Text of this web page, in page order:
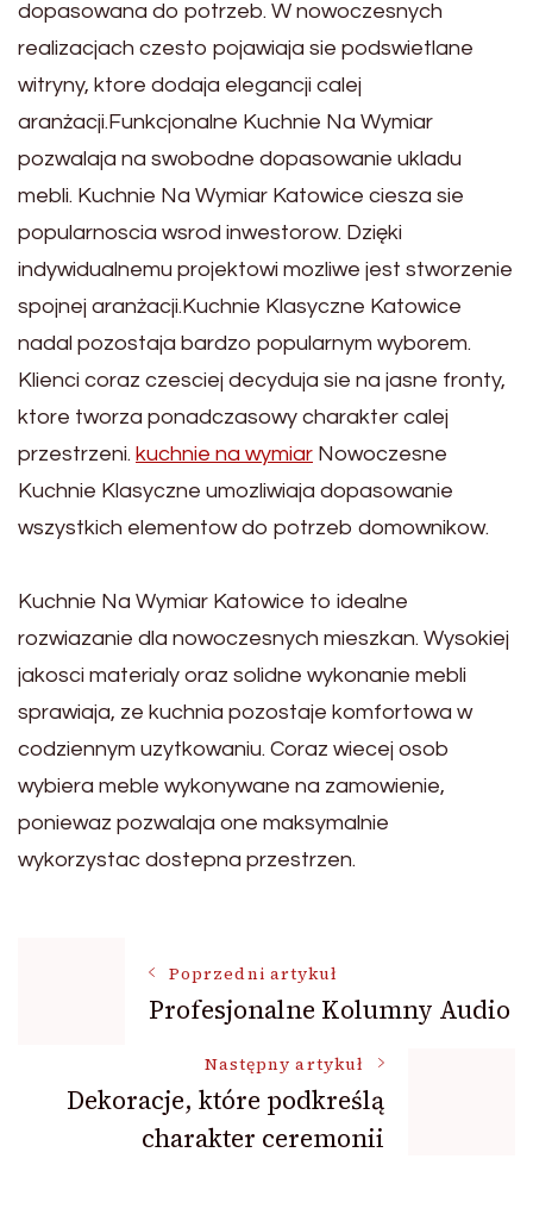
dopasowana do potrzeb. W nowoczesnych
realizacjach czesto pojawiaja sie podswietlane
witryny, ktore dodaja elegancji calej
aranżacji.Funkcjonalne Kuchnie Na Wymiar
pozwalaja na swobodne dopasowanie ukladu
mebli. Kuchnie Na Wymiar Katowice ciesza sie
popularnoscia wsrod inwestorow. Dzięki
indywidualnemu projektowi mozliwe jest stworzenie
spojnej aranżacji.Kuchnie Klasyczne Katowice
nadal pozostaja bardzo popularnym wyborem.
Klienci coraz czesciej decyduja sie na jasne fronty,
ktore tworza ponadczasowy charakter calej
przestrzeni. kuchnie na wymiar Nowoczesne
Kuchnie Klasyczne umozliwiaja dopasowanie
wszystkich elementow do potrzeb domownikow.
Kuchnie Na Wymiar Katowice to idealne
rozwiazanie dla nowoczesnych mieszkan. Wysokiej
jakosci materialy oraz solidne wykonanie mebli
sprawiaja, ze kuchnia pozostaje komfortowa w
codziennym uzytkowaniu. Coraz wiecej osob
wybiera meble wykonywane na zamowienie,
poniewaz pozwalaja one maksymalnie
wykorzystac dostepna przestrzen.
NawigacjaPoprzedni artykuł
Profesjonalne Kolumny Audio
Następny artykuł
Dekoracje, które podkreślą
charakter ceremonii